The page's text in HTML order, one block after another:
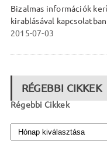
Bizalmas információk
kirablásával kapcsolatban
2015-07-03
RÉGEBBI CIKKEK
Régebbi Cikkek